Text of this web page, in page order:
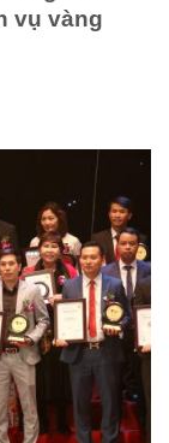
vụ vàng